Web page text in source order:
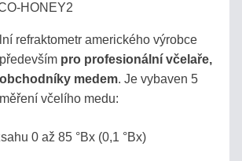
HONEY2
refraktometr amerického výrobce
pro profesionální včelaře,
medem. Je vybaven 5
včelího medu:
0 až 85 °Bx (0,1 °Bx)